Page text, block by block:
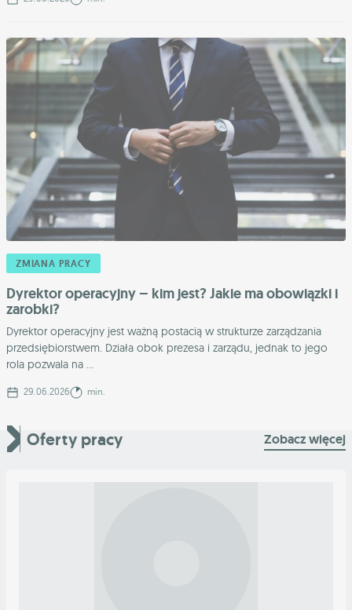
ZMIANA PRACY
Dyrektor operacyjny – kim jest? Jakie ma obowiązki i
zarobki?
Dyrektor operacyjny jest ważną postacią w strukturze zarządzania
przedsiębiorstwem. Działa obok prezesa i zarządu, jednak to jego
rola pozwala na ...
29.06.2026 min.
Oferty pracy Zobacz więcej